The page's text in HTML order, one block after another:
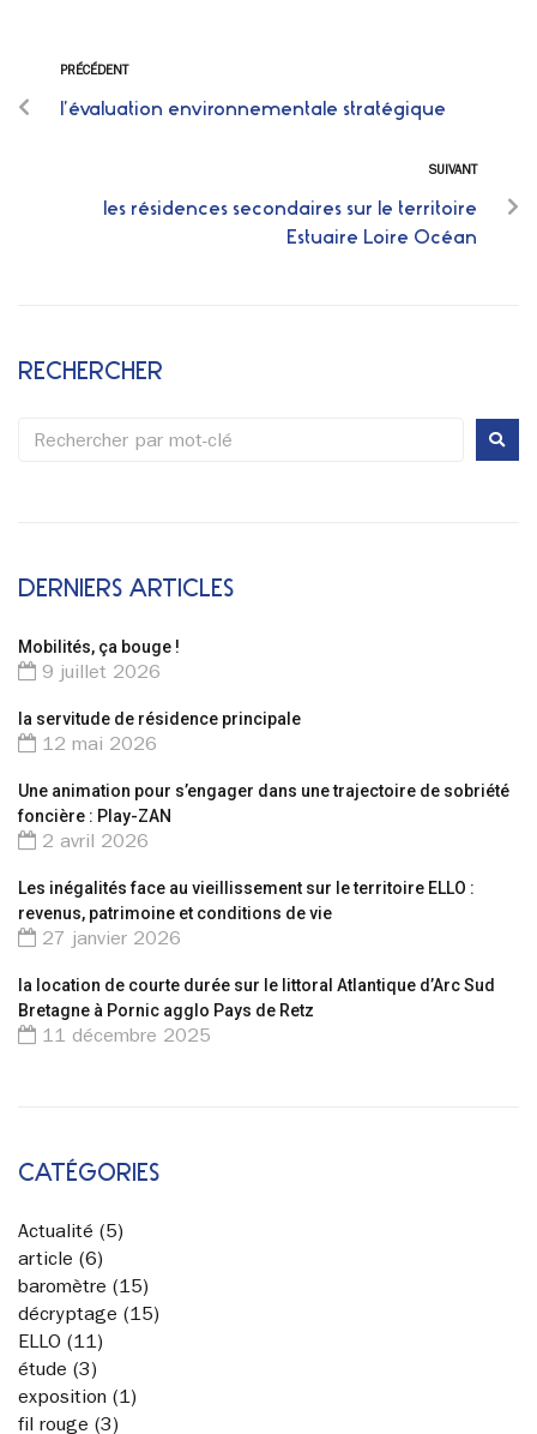
PRÉCÉDENT
l’évaluation environnementale stratégique
SUIVANT
les résidences secondaires sur le territoire
Estuaire Loire Océan
RECHERCHER
DERNIERS ARTICLES
Mobilités, ça bouge !
9 juillet 2026
la servitude de résidence principale
12 mai 2026
Une animation pour s’engager dans une trajectoire de sobriété
foncière : Play-ZAN
2 avril 2026
Les inégalités face au vieillissement sur le territoire ELLO :
revenus, patrimoine et conditions de vie
27 janvier 2026
la location de courte durée sur le littoral Atlantique d’Arc Sud
Bretagne à Pornic agglo Pays de Retz
11 décembre 2025
CATÉGORIES
Actualité (5)
article (6)
baromètre (15)
décryptage (15)
ELLO (11)
étude (3)
exposition (1)
fil rouge (3)